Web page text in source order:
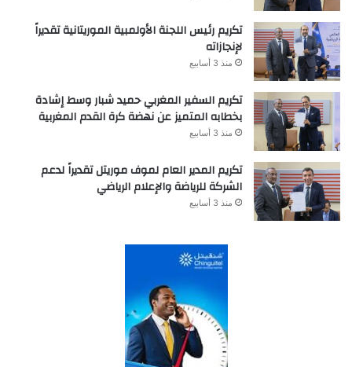
تكريم رئيس اللجنة الأولمبية الموريتانية تقديراً
لإنجازاته
منذ 3 أسابيع
تكريم السفير المغربي حميد شبار وسط إشادة
بخطابه المتميز عن نهضة كرة القدم المغربية
منذ 3 أسابيع
تكريم المدير العام لموف موريتل تقديراً لدعم
الشركة للرياضة والإعلام الرياضي
منذ 3 أسابيع